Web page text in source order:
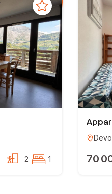
2 1 70